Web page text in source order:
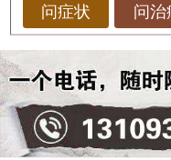
问症状 问治